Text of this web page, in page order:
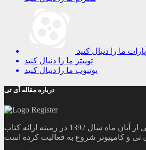
آپارات ما را دنبال کنید
توییتر ما را دنبال کنید
یوتیوب ما را دنبال کنید
درباره مقاله آی تی
وبسایت مقاله آی تی از آبان ماه سال 1392 در زمینه ارائه کتاب